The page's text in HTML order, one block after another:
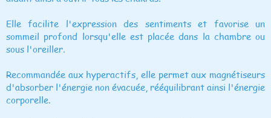
Elle facilite l'expression des sentiments et favorise un
sommeil profond lorsqu'elle est placée dans la chambre ou
sous l'oreiller.
Recommandée aux hyperactifs, elle permet aux magnétiseurs
d'absorber l'énergie non évacuée, rééquilibrant ainsi l'énergie
corporelle.